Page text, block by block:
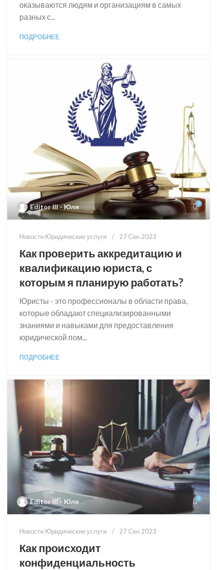
оказываются людям и организациям в самых
разных с...
ПОДРОБНЕЕ
Editor III - Юля 0
Новости Юридические услуги 27 Сен 2023
Как проверить аккредитацию и
квалификацию юриста, с
которым я планирую работать?
Юристы - это профессионалы в области права,
которые обладают специализированными
знаниями и навыками для предоставления
юридической пом...
ПОДРОБНЕЕ
Editor III - Юля 0
Новости Юридические услуги 27 Сен 2023
Как происходит
конфиденциальность